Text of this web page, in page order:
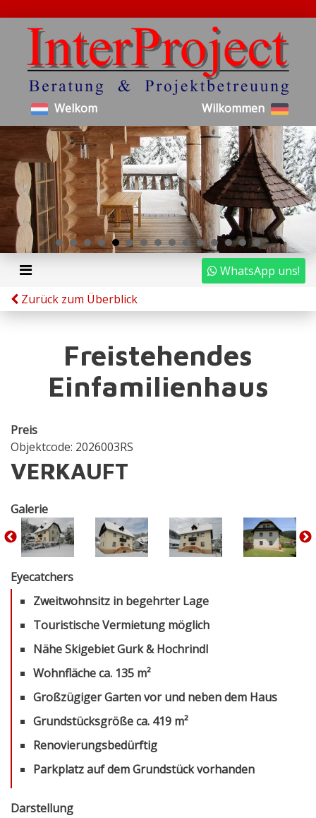
Welkom Wilkommen
WhatsApp uns!
Zurück zum Überblick
Freistehendes
Einfamilienhaus
Preis
Objektcode: 2026003RS
VERKAUFT
Galerie
Eyecatchers
Zweitwohnsitz in begehrter Lage
Touristische Vermietung möglich
Nähe Skigebiet Gurk & Hochrindl
Wohnfläche ca. 135 m²
Großzügiger Garten vor und neben dem Haus
Grundstücksgröße ca. 419 m²
Renovierungsbedürftig
Parkplatz auf dem Grundstück vorhanden
Darstellung